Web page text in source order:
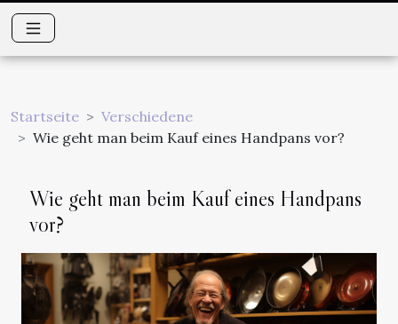
Startseite
Verschiedene
Wie geht man beim Kauf eines Handpans vor?
Wie geht man beim Kauf eines Handpans
vor?